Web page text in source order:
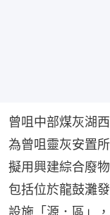
曾咀中部煤灰湖
為曾咀靈灰安置
擬用興建綜合廢
包括位於龍鼓灘
設施「源．區」